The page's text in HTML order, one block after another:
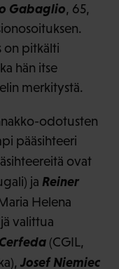
Gabaglio, 65,
on pitkälti
hän itse
merkitystä.
odotusten
pääsihteeri
ovat
ja Reiner
Helena
valittua
(CGIL,
Josef Niemiec